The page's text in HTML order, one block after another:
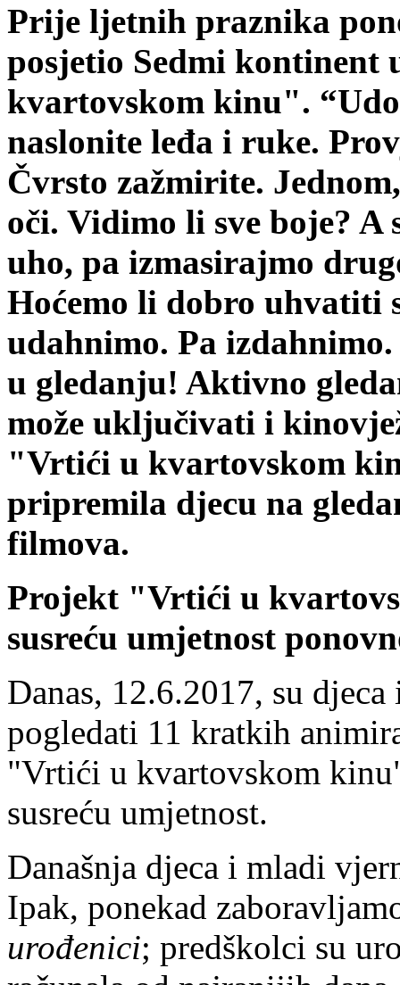
Prije ljetnih praznika
posjetio Sedmi
kvartovskom kinu".
naslonite leđa i ruke.
Čvrsto zažmirite.
oči. Vidimo li sve boje?
uho, pa izmasirajmo
Hoćemo li dobro uhvatiti
udahnimo. Pa
u gledanju! Aktivno
može uključivati i
"Vrtići u kvartovskom
pripremila djecu na
filmova.
Projekt "Vrtići u
susreću umjetnost
Danas, 12.6.2017, su
pogledati 11 kratkih
"Vrtići u kvartovskom
susreću umjetnost.
Današnja djeca i mladi
Ipak, ponekad
urođenici; predškolci su